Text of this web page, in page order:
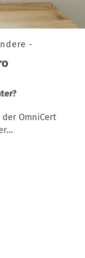
-
OmniCert